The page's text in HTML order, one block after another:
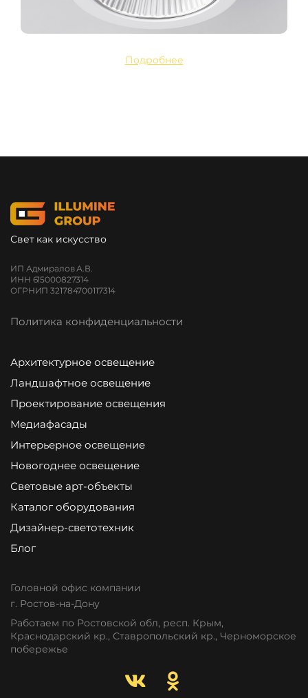
Подробнее
Свет как искусство
ИП Адмиралов А.В.
ИНН 615000827314
ОГРНИП 321784700117314
Политика конфиденциальности
Архитектурное освещение
Ландшафтное освещение
Проектирование освещения
Медиафасады
Интерьерное освещение
Новогоднее освещение
Световые арт-объекты
Каталог оборудования
Дизайнер-светотехник
Блог
Головной офис компании
г. Ростов-на-Дону
Работаем по Ростовской обл, респ. Крым,
Краснодарский кр., Ставропольский кр., Черноморское
побережье